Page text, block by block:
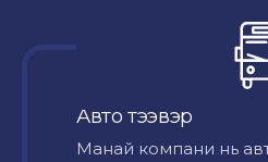
Авто тээвэр
Mанай компани нь